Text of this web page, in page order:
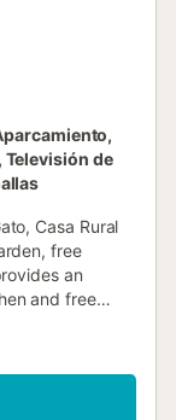
de
Casa Rural
free
an
and free